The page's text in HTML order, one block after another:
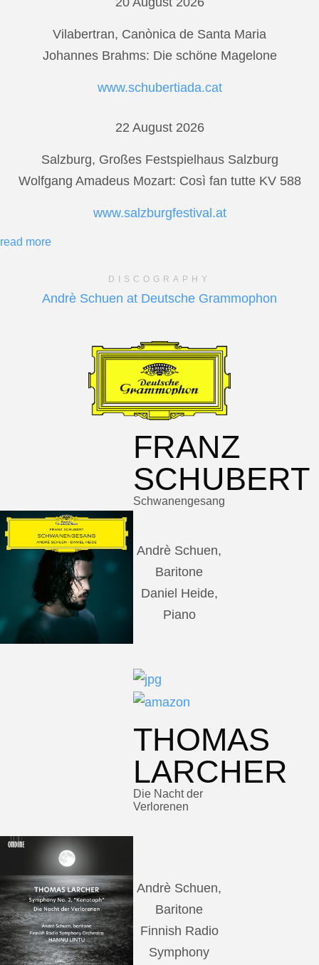
Vilabertran, Canònica de Santa Maria
Johannes Brahms: Die schöne Magelone
www.schubertiada.cat
22 August 2026
Salzburg, Großes Festspielhaus Salzburg
Wolfgang Amadeus Mozart: Così fan tutte KV 588
www.salzburgfestival.at
read more
DISCOGRAPHY
Andrè Schuen at Deutsche Grammophon
FRANZ
SCHUBERT
Schwanengesang
Andrè Schuen,
Baritone
Daniel Heide,
Piano
THOMAS
LARCHER
Die Nacht der
Verlorenen
Andrè Schuen,
Baritone
Finnish Radio
Symphony